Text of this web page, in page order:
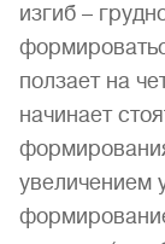
изгиб –
ползает на
начинает
увеличением